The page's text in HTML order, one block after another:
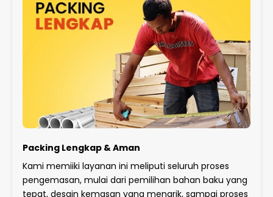
Packing Lengkap & Aman
Kami memiiki layanan ini meliputi seluruh proses
pengemasan, mulai dari pemilihan bahan baku yang
tepat, desain kemasan yang menarik, sampai proses